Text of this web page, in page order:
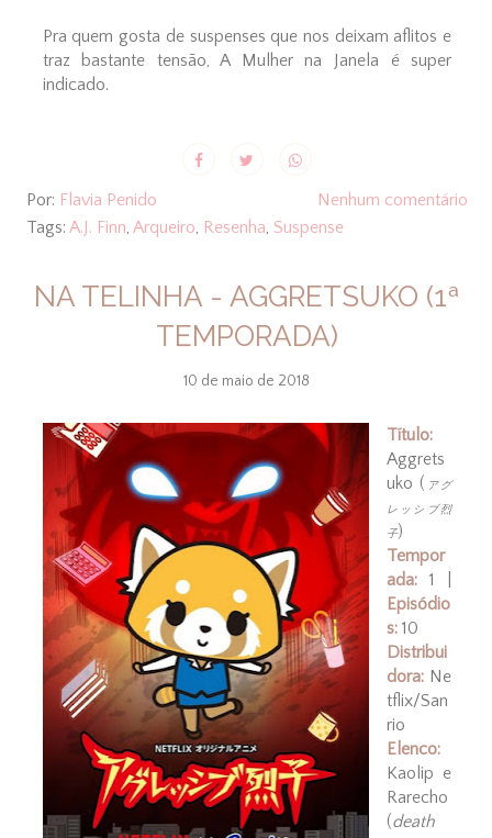
Pra quem gosta de suspenses que nos deixam aflitos e
traz bastante tensão, A Mulher na Janela é super
indicado.
Por: Flavia Penido
Nenhum comentário
Tags: A.J. Finn, Arqueiro, Resenha, Suspense
NA TELINHA - AGGRETSUKO (1ª
TEMPORADA)
10 de maio de 2018
Título:
Aggrets
uko ( アグ
レッシブ烈
子)
Tempor
ada:1 |
Episódio
s:10
Distribui
dora:Ne
tflix/San
rio
Elenco:
Kaolip e
Rarecho
(death